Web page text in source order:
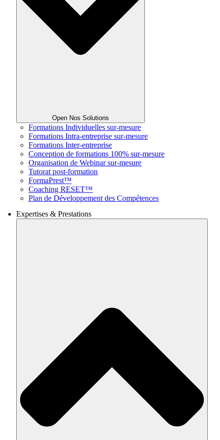
Open Nos Solutions
Formations Individuelles sur-mesure
Formations Intra-entreprise sur-mesure
Formations Inter-entreprise
Conception de formations 100% sur-mesure
Organisation de Webinar sur-mesure
Tutorat post-formation
FormaPrest™
Coaching RESET™
Plan de Développement des Compétences
Expertises & Prestations